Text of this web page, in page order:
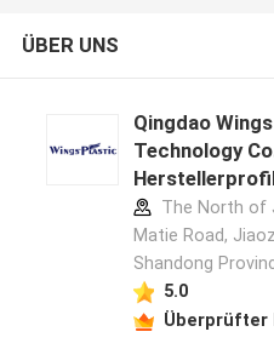
ÜBER UNS
Qingdao
Technology
The North of
Matie Road,
Shandong
5.0
Überprüfter